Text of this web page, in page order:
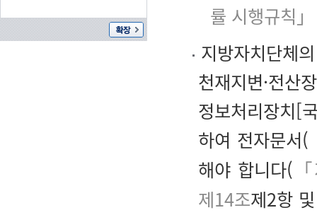
률 시행규칙
지방자치단체
천재지변·전산
정보처리장치[
하여 전자문서(
해야 합니다(
제14조제2항